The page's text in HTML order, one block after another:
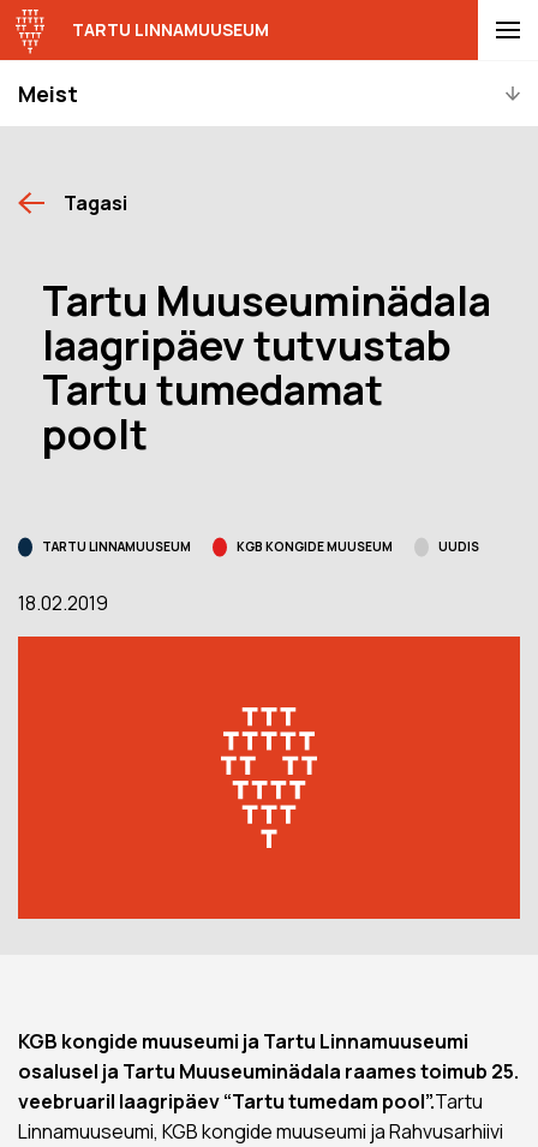
Meist
TARTU LINNAMUUSEUM
Tagasi
Tartu Muuseuminädala
laagripäev tutvustab
Tartu tumedamat
poolt
TARTU LINNAMUUSEUM KGB KONGIDE MUUSEUM UUDIS
18.02.2019
KGB kongide muuseumi ja Tartu Linnamuuseumi
osalusel ja Tartu Muuseuminädala raames toimub 25.
veebruaril laagripäev “Tartu tumedam pool”.Tartu
Linnamuuseumi, KGB kongide muuseumi ja Rahvusarhiivi